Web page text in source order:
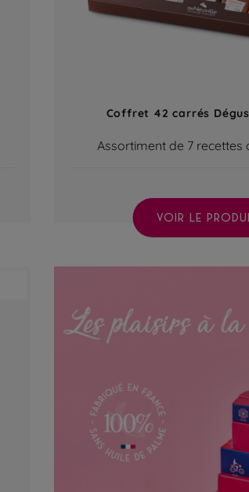
Coffret 42 carrés
Assortiment de 7 recettes
VOIR LE